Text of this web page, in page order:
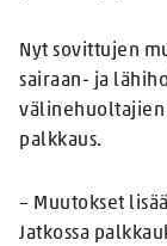
Nyt sovittujen
sairaan- ja
välinehuoltajien
palkkaus.
– Muutokset
Jatkossa